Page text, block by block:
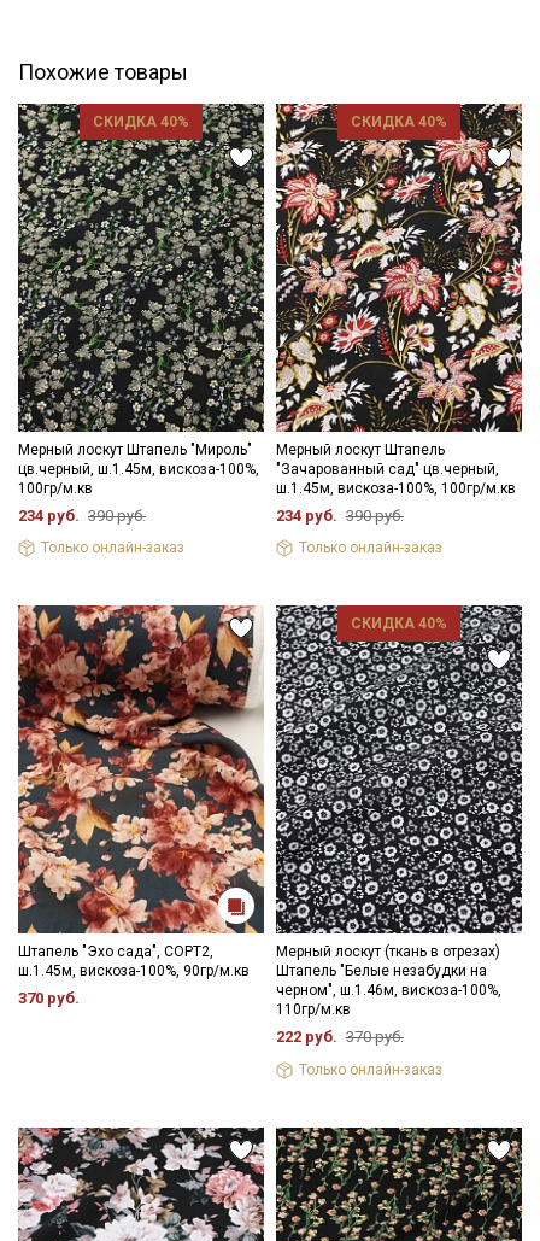
Похожие товары
СКИДКА 40%
Мерный лоскут Штапель "Мироль"
цв.черный, ш.1.45м, вискоза-100%,
100гр/м.кв
234 руб. 390 руб.
Только онлайн-заказ
СКИДКА 40%
Мерный лоскут Штапель
"Зачарованный сад" цв.черный,
ш.1.45м, вискоза-100%, 100гр/м.кв
234 руб. 390 руб.
Только онлайн-заказ
Штапель "Эхо сада", СОРТ2,
ш.1.45м, вискоза-100%, 90гр/м.кв
370 руб.
СКИДКА 40%
Мерный лоскут (ткань в отрезах)
Штапель "Белые незабудки на
черном", ш.1.46м, вискоза-100%,
110гр/м.кв
222 руб. 370 руб.
Только онлайн-заказ
Секретная рассылка от Купава
Мы публикуем здесь дополнительные
промокоды и скидки до 30% на узкие
категории тканей
Электронная почта
Подписаться
Ознакомлен(а) с
Политикой обработки персональных
ДаюСогласие на получение рекламных и
информационных рассылок